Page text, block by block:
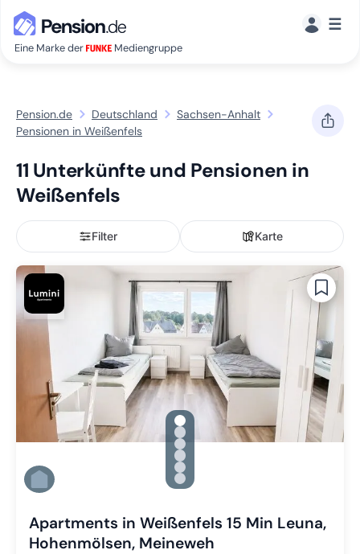
Eine Marke der Mediengruppe
☰
Pension.de Deutschland
Sachsen-Anhalt
Pensionen in Weißenfels
11 Unterkünfte und Pensionen in
Weißenfels
Filter Karte
gallery.slide_selector
Zu Slide 1 wechseln
Zu Slide 2 wechseln
Zu Slide 3 wechseln
Zu Slide 4 wechseln
Zu Slide 5 wechseln
Zu Slide 6 wechseln
Apartments in Weißenfels 15 Min Leuna,
Hohenmölsen, Meineweh